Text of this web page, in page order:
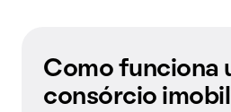
Como funciona
consórcio